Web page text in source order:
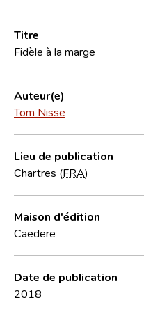
Foire aux questions
CNL
Équipe scientifique
Contact
Titre
Fidèle à la marge
Auteur(e)
Tom Nisse
Lieu de publication
Chartres (FRA)
Maison d'édition
Caedere
Date de publication
2018